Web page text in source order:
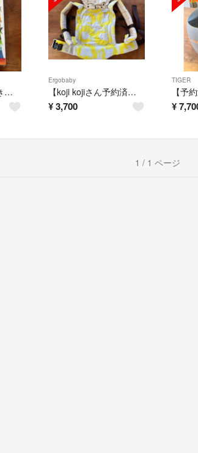
鳥のサバイバル 生き残り作戦 ２
Ergobaby
【koji kojiさん予約済】サンアンドビーチ 抱っこ紐、カバー付き
¥3,700
TIGER
¥
1 / 1 ページ